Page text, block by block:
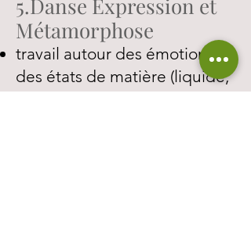
5.Danse Expression et
Métamorphose
travail autour des émotions,
des états de matière (liquide,